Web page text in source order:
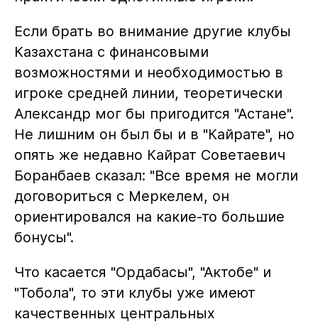
Если брать во внимание другие клубы
Казахстана с финансовыми
возможностями и необходимостью в
игроке средней линии, теоретически
Александр мог бы пригодится "Астане".
Не лишним он был бы и в "Кайрате", но
опять же недавно Кайрат Советаевич
Боранбаев сказал: "Все время не могли
договориться с Меркелем, он
ориентировался на какие-то большие
бонусы".
Что касается "Ордабасы", "Актобе" и
"Тобола", то эти клубы уже имеют
качественных центральных